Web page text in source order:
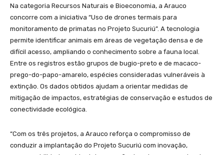
Na categoria Recursos Naturais e Bioeconomia, a Arauco
concorre com a iniciativa “Uso de drones termais para
monitoramento de primatas no Projeto Sucuriú”. A tecnologia
permite identificar animais em áreas de vegetação densa e de
difícil acesso, ampliando o conhecimento sobre a fauna local.
Entre os registros estão grupos de bugio-preto e de macaco-
prego-do-papo-amarelo, espécies consideradas vulneráveis à
extinção. Os dados obtidos ajudam a orientar medidas de
mitigação de impactos, estratégias de conservação e estudos de
conectividade ecológica.
“Com os três projetos, a Arauco reforça o compromisso de
conduzir a implantação do Projeto Sucuriú com inovação,